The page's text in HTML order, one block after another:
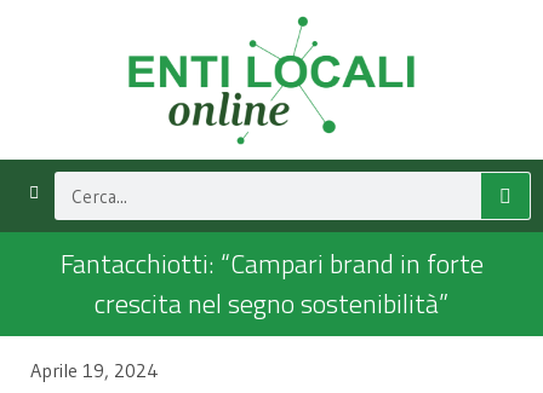
Fantacchiotti: “Campari brand in forte
crescita nel segno sostenibilità”
Aprile 19, 2024